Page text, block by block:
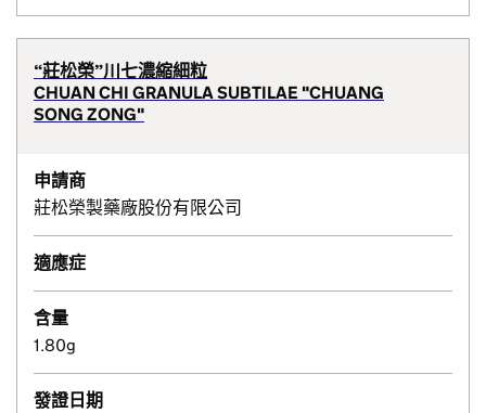
“莊松榮”川七濃縮細粒
CHUAN CHI GRANULA SUBTILAE "CHUANG
SONG ZONG"
申請商
莊松榮製藥廠股份有限公司
適應症
含量
1.80g
發證日期